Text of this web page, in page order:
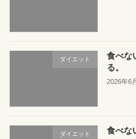
ダイエット
食べな
る。
2026年6
ダイエット 食べな